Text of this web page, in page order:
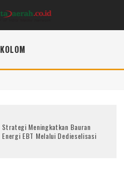
KOLOM
Strategi Meningkatkan Bauran
Energi EBT Melalui Dedieselisasi